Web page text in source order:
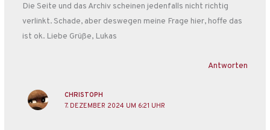
Die Seite und das Archiv scheinen jedenfalls nicht richtig
verlinkt. Schade, aber deswegen meine Frage hier, hoffe das
ist ok. Liebe Grüße, Lukas
Antworten
CHRISTOPH
7. DEZEMBER 2024 UM 6:21 UHR